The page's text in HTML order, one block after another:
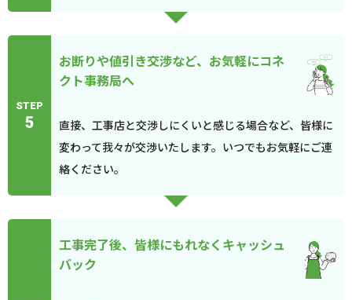
STEP
5
お断りや値引き交渉など、お気軽にコネ
クト事務局へ
直接、工事店と交渉しにくいと感じる場合など、皆様に
変わって我々が交渉いたします。いつでもお気軽にご連
絡ください。
工事完了後、皆様にもれなくキャッシュ
バック